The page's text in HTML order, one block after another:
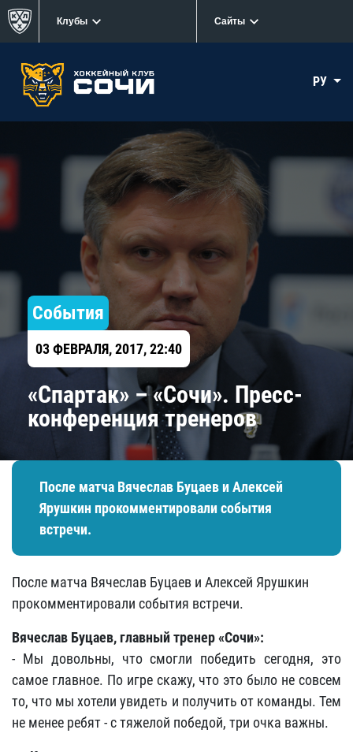
Клубы Сайты
РУ
События
03 ФЕВРАЛЯ, 2017, 22:40
«Спартак» – «Сочи». Пресс-
конференция тренеров
После матча Вячеслав Буцаев и Алексей
Ярушкин прокомментировали события
встречи.
После матча Вячеслав Буцаев и Алексей Ярушкин
прокомментировали события встречи.
Вячеслав Буцаев, главный тренер «Сочи»:
- Мы довольны, что смогли победить сегодня, это
самое главное. По игре скажу, что это было не совсем
то, что мы хотели увидеть и получить от команды. Тем
не менее ребят - с тяжелой победой, три очка важны.